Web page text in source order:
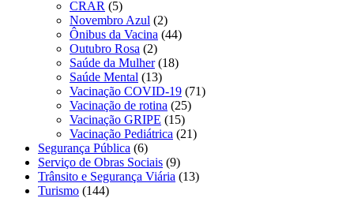
CRAR (5)
Novembro Azul (2)
Ônibus da Vacina (44)
Outubro Rosa (2)
Saúde da Mulher(18)
Saúde Mental (13)
Vacinação COVID-19 (71)
Vacinação de rotina (25)
Vacinação GRIPE (15)
Vacinação Pediátrica (21)
Segurança Pública (6)
Serviço de Obras Sociais (9)
Trânsito e Segurança Viária (13)
Turismo (144)